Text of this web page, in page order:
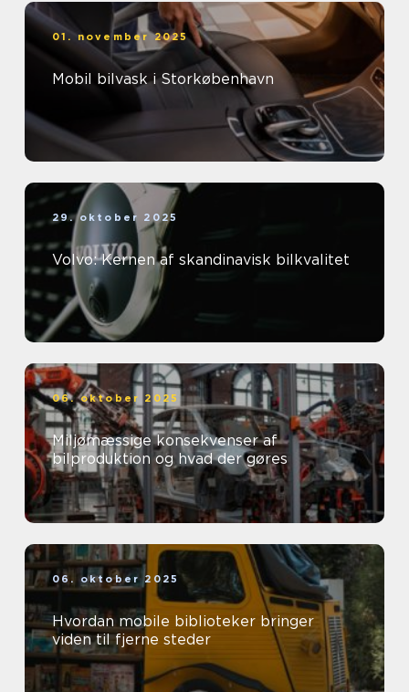
01. november 2025
Mobil bilvask i Storkøbenhavn
29. oktober 2025
Volvo: Kernen af skandinavisk bilkvalitet
06. oktober 2025
Miljømæssige konsekvenser af
bilproduktion og hvad der gøres
06. oktober 2025
Hvordan mobile biblioteker bringer
viden til fjerne steder